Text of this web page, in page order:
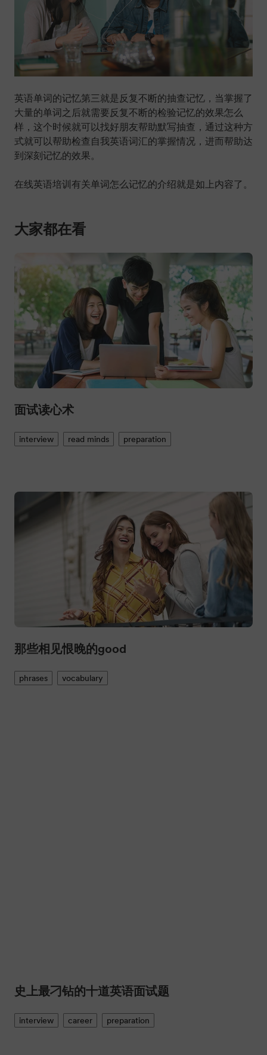
英语单词的记忆第三就是反复不断的抽查记忆，当掌握了
大量的单词之后就需要反复不断的检验记忆的效果怎么
样，这个时候就可以找好朋友帮助默写抽查，通过这种方
式就可以帮助检查自我英语词汇的掌握情况，进而帮助达
到深刻记忆的效果。
在线英语培训有关单词怎么记忆的介绍就是如上内容了。
面试读心术
interview read minds preparation
那些相见恨晚的good
phrases vocabulary
史上最刁钻的十道英语面试题
interview career preparation